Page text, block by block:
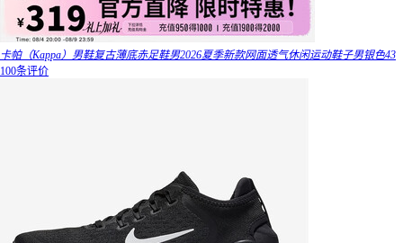
卡帕（Kappa）男鞋复古薄底赤足鞋男2026夏季新款网面透气休闲运动鞋子男银色43
100条评价